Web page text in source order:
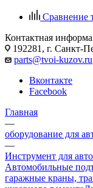
Сравнение
Контактная
192281, г. Санкт-
parts@tvoi-kuzov.ru
Вконтакте
Facebook
Главная
—
оборудование для
—
Инструмент для
Автомобильные
гаражные краны,